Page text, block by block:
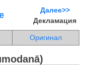
Далее>>
Декламация
Оригинал